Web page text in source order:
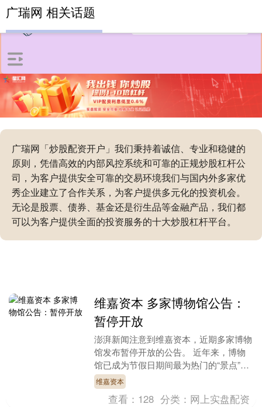
广瑞网「炒股配资开户」我们秉持着诚信、专业和稳健的
原则，凭借高效的内部风控系统和可靠的正规炒股杠杆公
司，为客户提供安全可靠的交易环境我们与国内外多家优
秀企业建立了合作关系，为客户提供多元化的投资机会。
无论是股票、债券、基金还是衍生品等金融产品，我们都
可以为客户提供全面的投资服务的十大炒股杠杆平台。
广瑞网 相关话题
维嘉资本 多家博物馆公告：
暂停开放
澎湃新闻注意到维嘉资本，近期多家博物
馆发布暂停开放的公告。 近年来，博物
馆已成为节假日期间最为热门的“景点”之
一：每到节假日和暑假寒假，热门博物馆
都“一票难求”....
维嘉资本
查看： 128 分类： 网上实盘配资